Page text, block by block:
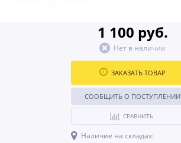
1 100 руб.
Нет в наличии
ЗАКАЗАТЬ ТОВАР
СООБЩИТЬ О ПОСТУПЛЕНИИ
СРАВНИТЬ
Наличие на складах: